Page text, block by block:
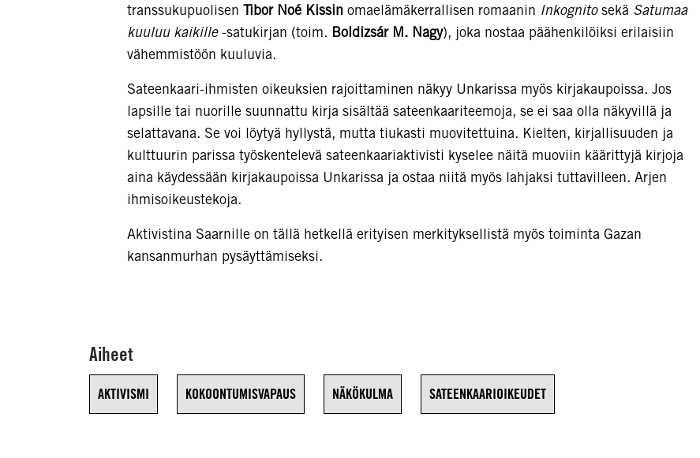
transsukupuolisen Tibor Noé Kissin omaelämäkerrallisen romaanin Inkognitosekä Satumaa
kuuluu kaikille-satukirjan (toim. Boldizsár M. Nagy), joka nostaa päähenkilöiksi erilaisiin
vähemmistöön kuuluvia.
Sateenkaari-ihmisten oikeuksien rajoittaminen näkyy Unkarissa myös kirjakaupoissa. Jos
lapsille tai nuorille suunnattu kirja sisältää sateenkaariteemoja, se ei saa olla näkyvillä ja
selattavana. Se voi löytyä hyllystä, mutta tiukasti muovitettuina. Kielten, kirjallisuuden ja
kulttuurin parissa työskentelevä sateenkaariaktivisti kyselee näitä muoviin käärittyjä kirjoja
aina käydessään kirjakaupoissa Unkarissa ja ostaa niitä myös lahjaksi tuttavilleen. Arjen
ihmisoikeustekoja.
Aktivistina Saarnille on tällä hetkellä erityisen merkityksellistä myös toiminta Gazan
kansanmurhan pysäyttämiseksi.
Aiheet
AKTIVISMI KOKOONTUMISVAPAUS NÄKÖKULMA SATEENKAARIOIKEUDET